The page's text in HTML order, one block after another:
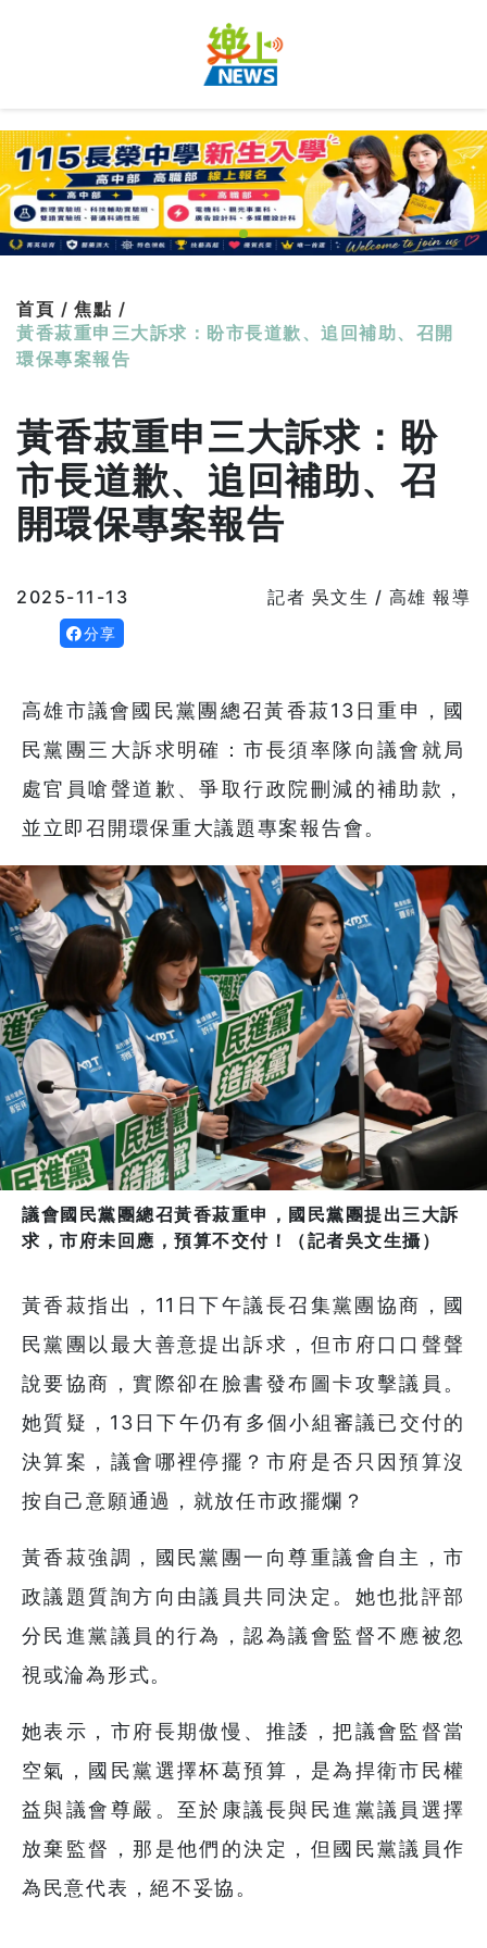
首頁 / 焦點 /
黃香菽重申三大訴求：盼市長道歉、追回補助、召開
環保專案報告
黃香菽重申三大訴求：盼
市長道歉、追回補助、召
開環保專案報告
2025-11-13 記者 吳文生 / 高雄 報導
分享
高雄市議會國民黨團總召黃香菽13日重申，國
民黨團三大訴求明確：市長須率隊向議會就局
處官員嗆聲道歉、爭取行政院刪減的補助款，
並立即召開環保重大議題專案報告會。
議會國民黨團總召黃香菽重申，國民黨團提出三大訴
求，市府未回應，預算不交付！（記者吳文生攝）
黃香菽指出，11日下午議長召集黨團協商，國
民黨團以最大善意提出訴求，但市府口口聲聲
說要協商，實際卻在臉書發布圖卡攻擊議員。
她質疑，13日下午仍有多個小組審議已交付的
決算案，議會哪裡停擺？市府是否只因預算沒
按自己意願通過，就放任市政擺爛？
黃香菽強調，國民黨團一向尊重議會自主，市
政議題質詢方向由議員共同決定。她也批評部
分民進黨議員的行為，認為議會監督不應被忽
視或淪為形式。
她表示，市府長期傲慢、推諉，把議會監督當
空氣，國民黨選擇杯葛預算，是為捍衛市民權
益與議會尊嚴。至於康議長與民進黨議員選擇
放棄監督，那是他們的決定，但國民黨議員作
為民意代表，絕不妥協。